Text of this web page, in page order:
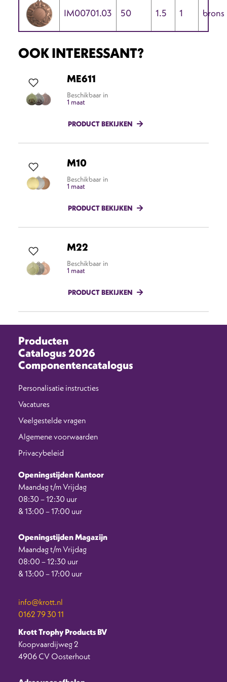
IM00701.03 50 1.5 1 brons
OOK INTERESSANT?
ME611
Beschikbaar in
1 maat
PRODUCT BEKIJKEN
M10
Beschikbaar in
1 maat
PRODUCT BEKIJKEN
M22
Beschikbaar in
1 maat
PRODUCT BEKIJKEN
Producten
Catalogus 2026
Componentencatalogus
Personalisatie instructies
Vacatures
Veelgestelde vragen
Algemene voorwaarden
Privacybeleid
Openingstijden Kantoor
Maandag t/m Vrijdag
08:30 – 12:30 uur
& 13:00 – 17:00 uur
Openingstijden Magazijn
Maandag t/m Vrijdag
08:00 – 12:30 uur
& 13:00 – 17:00 uur
info@krott.nl
0162 79 30 11
Krott Trophy Products BV
Koopvaardijweg 2
4906 CV Oosterhout